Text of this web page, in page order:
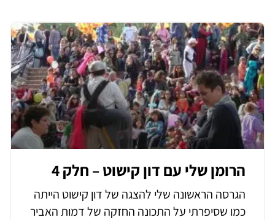
הרומן שלי עם דון קישוט – חלק 4
הגרסה הראשונה שלי להצגה של דון קישוט הייתה
כמו שסיפרתי על התכונה החזקה של דמות האביר